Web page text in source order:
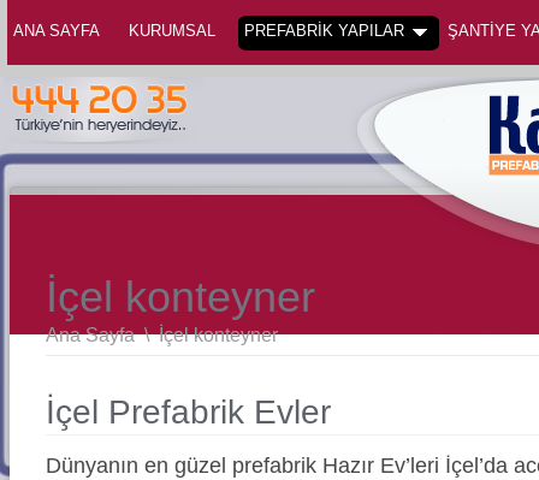
ANA SAYFA KURUMSAL PREFABRİK YAPILAR ŞANTİYE
İçel konteyner
Ana Sayfa \İçel konteyner
İçel Prefabrik Evler
Dünyanın en güzel prefabrik Hazır Ev’leri İçel’da